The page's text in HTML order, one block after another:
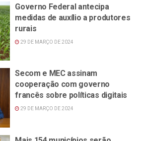
Governo Federal antecipa
medidas de auxílio a produtores
rurais
29 DE MARÇO DE 2024
Secom e MEC assinam
cooperação com governo
francês sobre políticas digitais
29 DE MARÇO DE 2024